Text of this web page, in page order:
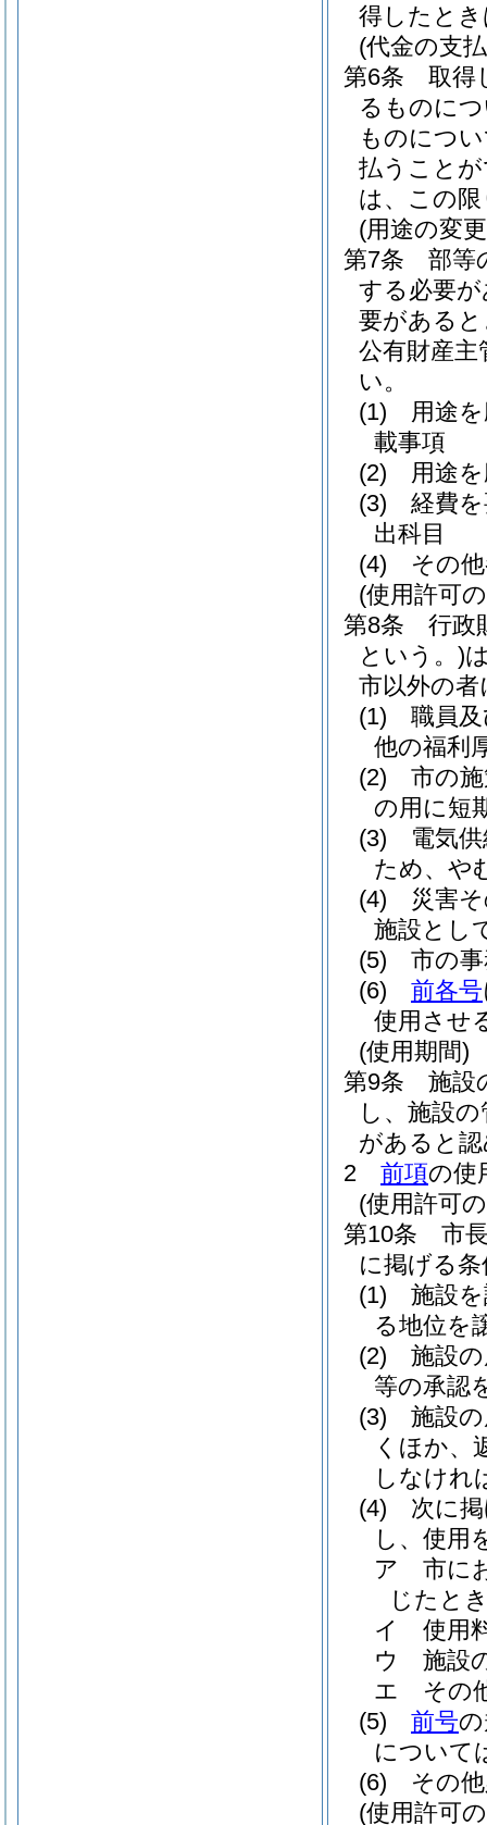
得したと
(代金の支
第6条
取得
るものに
ものにつ
払うこと
は、この
(用途の変
第7条
部等
する必要
要がある
公有財産
い。
(1)
用途
載事項
(2)
用途
(3)
経費
出科目
(4)
その
(使用許可
第8条
行政
という。)
市以外の
(1)
職員
他の福利
(2)
市の
の用に短
(3)
電気
ため、や
(4)
災害
施設とし
(5)
市の
(6)
前各号
使用させ
(使用期間)
第9条
施設
し、施設
があると
2
前項の使
(使用許可
第10条
市
に掲げる
(1)
施設
る地位を
(2)
施設
等の承認
(3)
施設
くほか、
しなけれ
(4)
次に
し、使用
ア
市に
じたと
イ
使用
ウ
施設
エ
その
(5)
前号
について
(6)
その
(使用許可